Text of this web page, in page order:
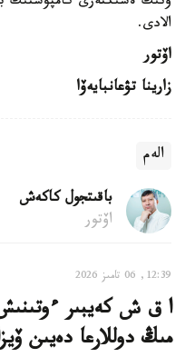
الادى.
اۆتور
زارينا تۋعانبايەۆا
الەم
باقىتجول كاكەش
اۆتور
12:39, 06 تامىز 2026
مىڭ دوللارعا دەيىن